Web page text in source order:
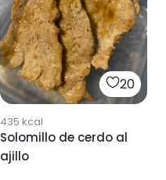
20
435 kcal
Solomillo de cerdo al
ajillo